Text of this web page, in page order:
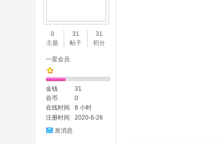
0
主题
31
帖子
31
积分
一星会员
金钱
31
谷币
0
在线时间
8 小时
注册时间
2020-6-26
发消息